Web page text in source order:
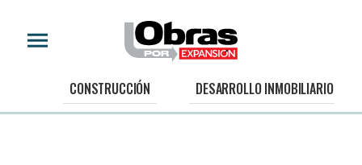
CONSTRUCCIÓN DESARROLLO INMOBILIARIO